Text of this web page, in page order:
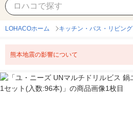
LOHACOホーム キッチン・バス・リビング
熊本地震の影響について